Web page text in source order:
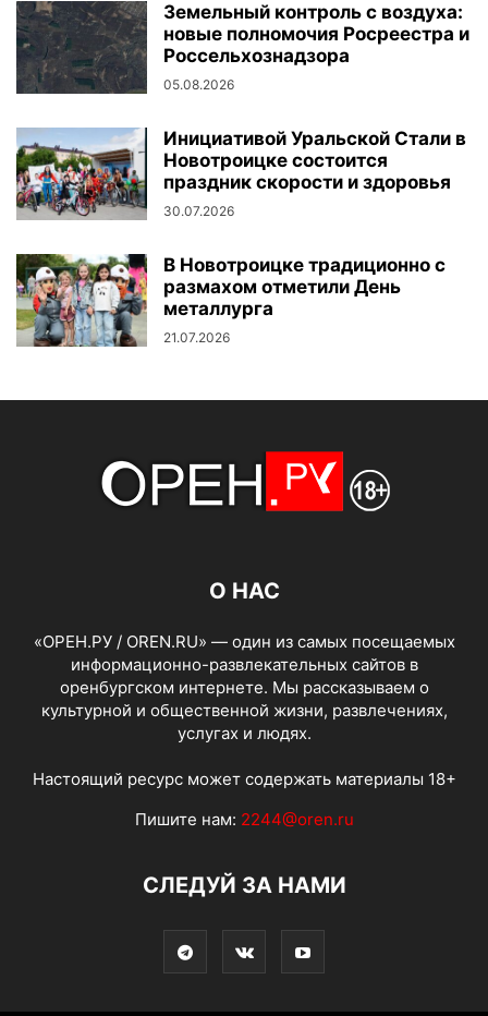
Земельный контроль с воздуха:
новые полномочия Росреестра и
Россельхознадзора
05.08.2026
Инициативой Уральской Стали в
Новотроицке состоится
праздник скорости и здоровья
30.07.2026
В Новотроицке традиционно с
размахом отметили День
металлурга
21.07.2026
О НАС
«ОРЕН.РУ / OREN.RU» — один из самых посещаемых
информационно-развлекательных сайтов в
оренбургском интернете. Мы рассказываем о
культурной и общественной жизни, развлечениях,
услугах и людях.
Настоящий ресурс может содержать материалы 18+
Пишите нам: 2244@oren.ru
СЛЕДУЙ ЗА НАМИ